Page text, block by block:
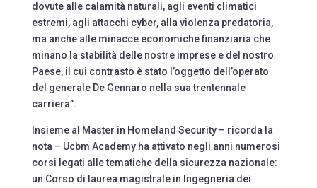
dovute alle calamità naturali, agli eventi climatici
estremi, agli attacchi cyber, alla violenza predatoria,
ma anche alle minacce economiche finanziaria che
minano la stabilità delle nostre imprese e del nostro
Paese, il cui contrasto è stato l’oggetto dell’operato
del generale De Gennaro nella sua trentennale
carriera”.
Insieme al Master in Homeland Security – ricorda la
nota – Ucbm Academy ha attivato negli anni numerosi
corsi legati alle tematiche della sicurezza nazionale:
un Corso di laurea magistrale in Ingegneria dei